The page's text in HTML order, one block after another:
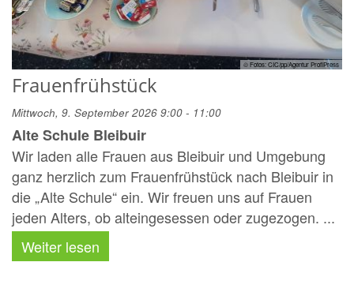
© Fotos: CIC/pp/Agentur ProfiPress
Frauenfrühstück
Mittwoch, 9. September 2026 9:00 - 11:00
Alte Schule Bleibuir
Wir laden alle Frauen aus Bleibuir und Umgebung
ganz herzlich zum Frauenfrühstück nach Bleibuir in
die „Alte Schule“ ein. Wir freuen uns auf Frauen
jeden Alters, ob alteingesessen oder zugezogen. ...
Weiter lesen